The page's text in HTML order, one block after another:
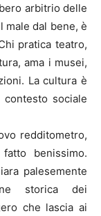
arbitrio delle
male dal bene, è
pratica teatro,
ama i musei,
La cultura è
sociale
redditometro,
benissimo.
palesemente
storica dei
che lascia ai